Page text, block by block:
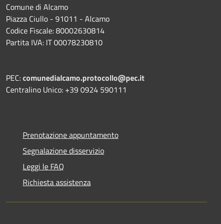
Comune di Alcamo
Piazza Ciullo - 91011 - Alcamo
Codice Fiscale: 80002630814
Partita IVA: IT 00078230810
PEC:comunedialcamo.protocollo@pec.it
Centralino Unico: +39 0924 590111
Prenotazione appuntamento
Segnalazione disservizio
Leggi le FAQ
Richiesta assistenza